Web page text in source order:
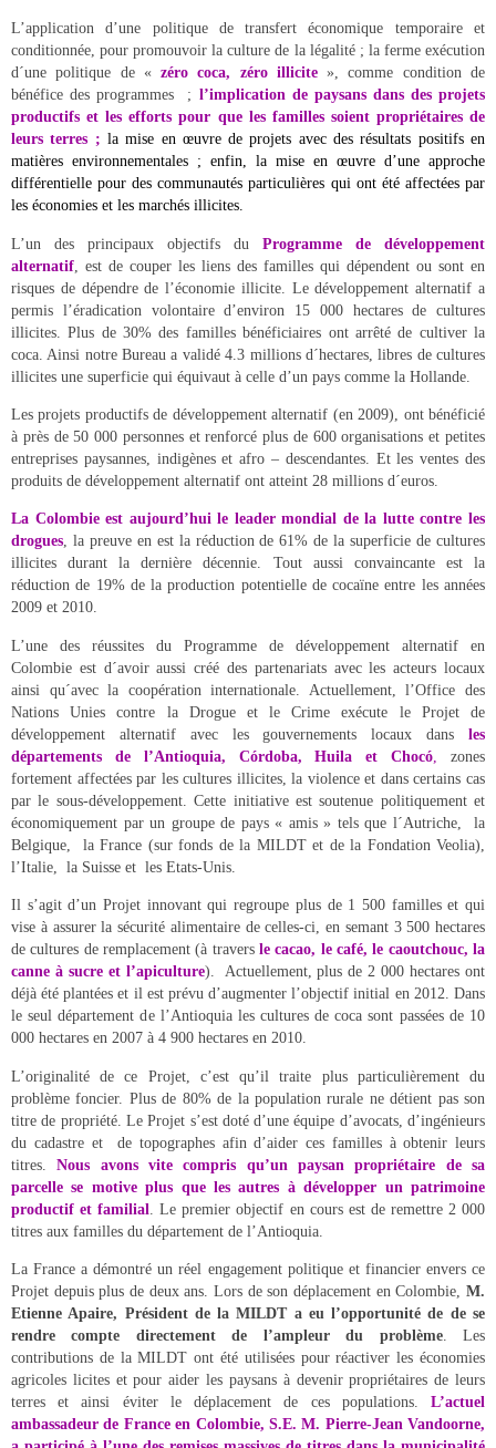
L’application d’une politique de transfert économique temporaire et
conditionnée, pour promouvoir la culture de la légalité ; la ferme exécution
d´une politique de « zéro coca, zéro illicite », comme condition de
bénéfice des programmes ; l’implication de paysans dans des projets
productifs et les efforts pour que les familles soient propriétaires de
leurs terres ; la mise en œuvre de projets avec des résultats positifs en
matières environnementales ; enfin, la mise en œuvre d’une approche
différentielle pour des communautés particulières qui ont été affectées par
les économies et les marchés illicites.
L’un des principaux objectifs du Programme de développement
alternatif , est de couper les liens des familles qui dépendent ou sont en
risques de dépendre de l’économie illicite. Le développement alternatif a
permis l’éradication volontaire d’environ 15 000 hectares de cultures
illicites. Plus de 30% des familles bénéficiaires ont arrêté de cultiver la
coca. Ainsi notre Bureau a validé 4.3 millions d´hectares, libres de cultures
illicites une superficie qui équivaut à celle d’un pays comme la Hollande.
Les projets productifs de développement alternatif (en 2009), ont bénéficié
à près de 50 000 personnes et renforcé plus de 600 organisations et petites
entreprises paysannes, indigènes et afro – descendantes. Et les ventes des
produits de développement alternatif ont atteint 28 millions d´euros.
La Colombie est aujourd’hui le leader mondial de la lutte contre les
drogues, la preuve en est la réduction de 61% de la superficie de cultures
illicites durant la dernière décennie. Tout aussi convaincante est la
réduction de 19% de la production potentielle de cocaïne entre les années
2009 et 2010.
L’une des réussites du Programme de développement alternatif en
Colombie est d´avoir aussi créé des partenariats avec les acteurs locaux
ainsi qu´avec la coopération internationale. Actuellement, l’Office des
Nations Unies contre la Drogue et le Crime exécute le Projet de
développement alternatif avec les gouvernements locaux dans
les
départements de l’Antioquia, Córdoba, Huila et Chocó ,zones
fortement affectées par les cultures illicites, la violence et dans certains cas
par le sous-développement. Cette initiative est soutenue politiquement et
économiquement par un groupe de pays « amis » tels que l´Autriche, la
Belgique, la France (sur fonds de la MILDT et de la Fondation Veolia),
l’Italie, la Suisse et les Etats-Unis.
Il s’agit d’un Projet innovant qui regroupe plus de 1 500 familles et qui
vise à assurer la sécurité alimentaire de celles-ci, en semant 3 500 hectares
de cultures de remplacement (à travers le cacao, le café, le caoutchouc, la
canne à sucre et l’apiculture). Actuellement, plus de 2 000 hectares ont
déjà été plantées et il est prévu d’augmenter l’objectif initial en 2012. Dans
le seul département de l’Antioquia les cultures de coca sont passées de 10
000 hectares en 2007 à 4 900 hectares en 2010.
L’originalité de ce Projet, c’est qu’il traite plus particulièrement du
problème foncier. Plus de 80% de la population rurale ne détient pas son
titre de propriété. Le Projet s’est doté d’une équipe d’avocats, d’ingénieurs
du cadastre et de topographes afin d’aider ces familles à obtenir leurs
titres.Nous avons vite compris qu’un paysan propriétaire de sa
parcelle se motive plus que les autres à développer un patrimoine
productif et familial . Le premier objectif en cours est de remettre 2 000
titres aux familles du département de l’Antioquia.
La France a démontré un réel engagement politique et financier envers ce
Projet depuis plus de deux ans. Lors de son déplacement en Colombie, M.
Etienne Apaire, Président de la MILDT a eu l’opportunité de de se
rendre compte directement de l’ampleur du problème. Les
contributions de la MILDT ont été utilisées pour réactiver les économies
agricoles licites et pour aider les paysans à devenir propriétaires de leurs
terres et ainsi éviter le déplacement de ces populations. L’actuel
ambassadeur de France en Colombie, S.E. M. Pierre-Jean Vandoorne,